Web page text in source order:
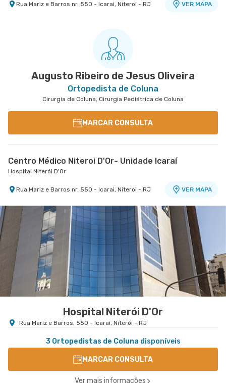
Rua Mariz e Barros nr. 550 - Icarai, Niteroi - RJ VER MAPA
Rua Silva Fernandes nr. 865 - Parque Duque
Augusto Ribeiro de Jesus Oliveira
Ortopedista de Coluna
Cirurgia de Coluna, Cirurgia Pediátrica de Coluna
MARCAR CONSULTA
Centro Médico Niteroi D'Or- Unidade Icaraí
Hospital Niterói D'Or
Rua Mariz e Barros nr. 550 - Icarai, Niteroi - RJ VER MAPA
Hospital Niterói D'Or
Rua Mariz e Barros, 550 - Icaraí, Niterói - RJ
3 Ortopedistas de Coluna disponíveis
MARCAR CONSULTA
Ver mais informações